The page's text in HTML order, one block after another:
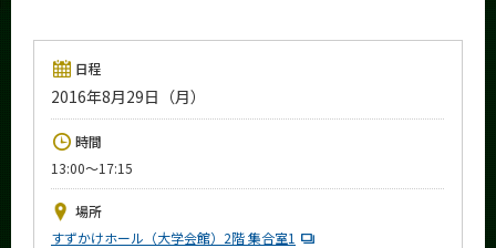
日程
2016年8月29日（月）
時間
13:00～17:15
場所
すずかけホール（大学会館）2階 集合室1
未来
入学案内
News
イベントカレンダー
Event Calendar